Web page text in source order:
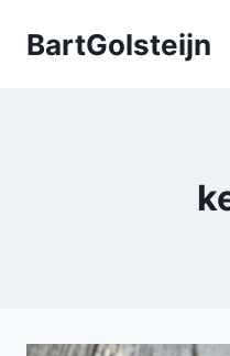
naarBartGolsteijn